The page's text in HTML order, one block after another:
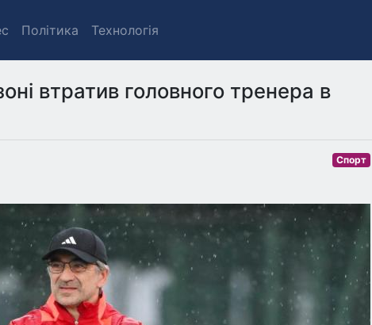
Політика Технологія
втратив головного тренера в
Спорт